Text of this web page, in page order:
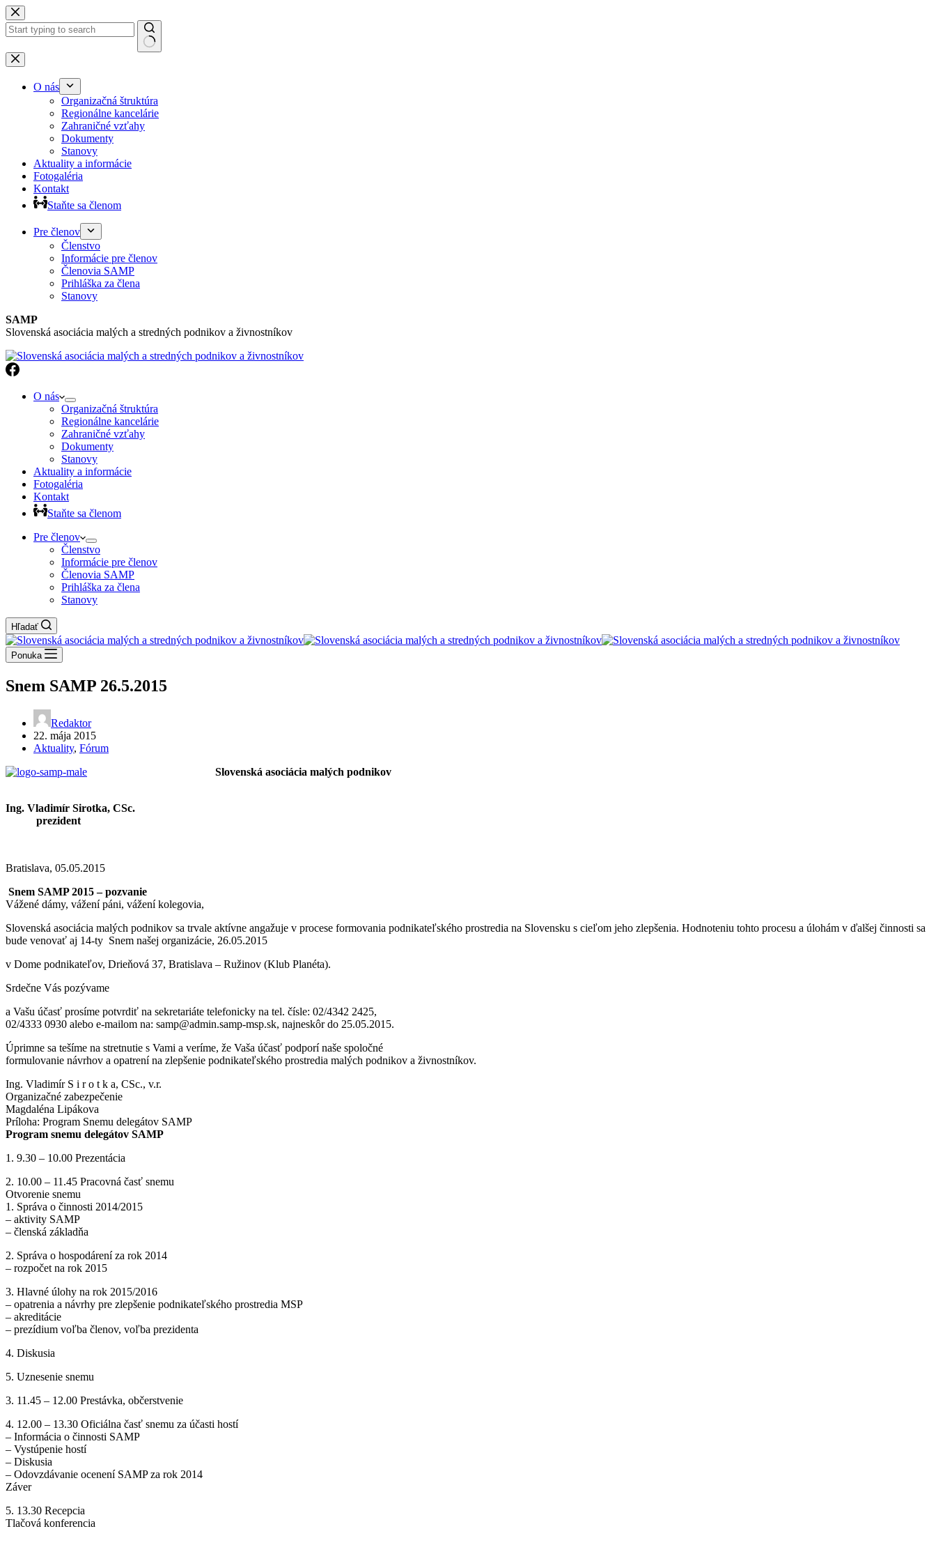
Preskočiť
na
obsah
Žiadne
výsledky
O nás
Organizačná štruktúra
Regionálne kancelárie
Zahraničné vzťahy
Dokumenty
Stanovy
Aktuality a informácie
Fotogaléria
Kontakt
Staňte sa členom
Pre členov
Členstvo
Informácie pre členov
Členovia SAMP
Prihláška za člena
Stanovy
SAMP
Slovenská asociácia malých a stredných podnikov a živnostníkov
O nás
Organizačná štruktúra
Regionálne kancelárie
Zahraničné vzťahy
Dokumenty
Stanovy
Aktuality a informácie
Fotogaléria
Kontakt
Staňte sa členom
Pre členov
Členstvo
Informácie pre členov
Členovia SAMP
Prihláška za člena
Stanovy
Hľadať
Ponuka
Snem SAMP 26.5.2015
Redaktor
22. mája 2015
Aktuality, Fórum
Slovenská asociácia malých podnikov
Ing. Vladimír Sirotka, CSc.
prezident
Bratislava, 05.05.2015
Snem SAMP 2015 – pozvanie
Vážené dámy, vážení páni, vážení kolegovia,
Slovenská asociácia malých podnikov sa trvale aktívne angažuje v procese formovania podnikateľského prostredia na Slovensku s cieľom jeho zlepšenia. Hodnoteniu tohto procesu a úlohám v ďalšej činnosti sa
bude venovať aj 14-ty Snem našej organizácie, 26.05.2015
v Dome podnikateľov, Drieňová 37, Bratislava – Ružinov (Klub Planéta).
Srdečne Vás pozývame
a Vašu účasť prosíme potvrdiť na sekretariáte telefonicky na tel. čísle: 02/4342 2425,
02/4333 0930 alebo e-mailom na: samp@admin.samp-msp.sk, najneskôr do 25.05.2015.
Úprimne sa tešíme na stretnutie s Vami a veríme, že Vaša účasť podporí naše spoločné
formulovanie návrhov a opatrení na zlepšenie podnikateľského prostredia malých podnikov a živnostníkov.
Ing. Vladimír S i r o t k a, CSc., v.r.
Organizačné zabezpečenie
Magdaléna Lipákova
Príloha: Program Snemu delegátov SAMP
Program snemu delegátov SAMP
1. 9.30 – 10.00 Prezentácia
2. 10.00 – 11.45 Pracovná časť snemu
Otvorenie snemu
1. Správa o činnosti 2014/2015
– aktivity SAMP
– členská základňa
2. Správa o hospodárení za rok 2014
– rozpočet na rok 2015
3. Hlavné úlohy na rok 2015/2016
– opatrenia a návrhy pre zlepšenie podnikateľského prostredia MSP
– akreditácie
– prezídium voľba členov, voľba prezidenta
4. Diskusia
5. Uznesenie snemu
3. 11.45 – 12.00 Prestávka, občerstvenie
4. 12.00 – 13.30 Oficiálna časť snemu za účasti hostí
– Informácia o činnosti SAMP
– Vystúpenie hostí
– Diskusia
– Odovzdávanie ocenení SAMP za rok 2014
Záver
5. 13.30 Recepcia
Tlačová konferencia